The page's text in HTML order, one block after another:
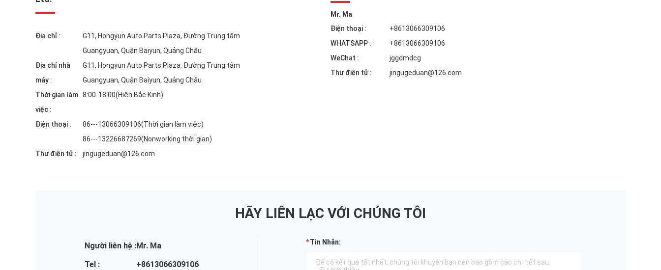
Địa chỉ :
G11, Hongyun Auto Parts Plaza, Đường Trung tâm
Guangyuan, Quận Baiyun, Quảng Châu
Địa chỉ nhà
máy :
G11, Hongyun Auto Parts Plaza, Đường Trung tâm
Guangyuan, Quận Baiyun, Quảng Châu
Thời gian làm
việc :
8:00-18:00(Hiện Bắc Kinh)
Điện thoại :
86---13066309106(Thời gian làm việc)
86---13226687269(Nonworking thời gian)
Thư điện tử :
jingugeduan@126.com
Mr. Ma
Điện thoại :
+8613066309106
WHATSAPP :
+8613066309106
WeChat :
jggdmdcg
Thư điện tử :
jingugeduan@126.com
HÃY LIÊN LẠC VỚI CHÚNG TÔI
Người liên hệ :Mr. Ma
Tel :
+8613066309106
Tin Nhắn: